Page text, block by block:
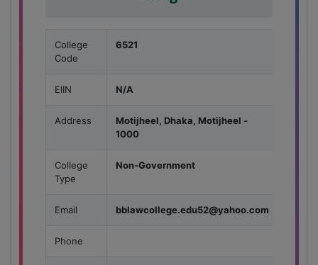
College
Code
6521
EIIN N/A
Address
Motijheel, Dhaka, Motijheel -
1000
College
Type
Non-Government
Email bblawcollege.edu52@yahoo.com
Phone